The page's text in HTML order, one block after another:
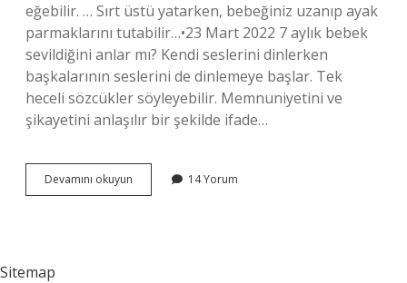
eğebilir. … Sırt üstü yatarken, bebeğiniz uzanıp ayak
parmaklarını tutabilir…•23 Mart 2022 7 aylık bebek
sevildiğini anlar mı? Kendi seslerini dinlerken
başkalarının seslerini de dinlemeye başlar. Tek
heceli sözcükler söyleyebilir. Memnuniyetini ve
şikayetini anlaşılır bir şekilde ifade…
Devamını okuyun
Aylık
14 Yorum
Sitemap